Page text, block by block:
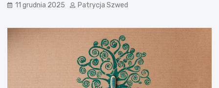
? 11 grudnia 2025 Patrycja Szwed